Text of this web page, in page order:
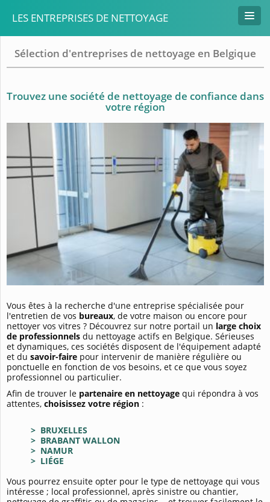
LES ENTREPRISES DE NETTOYAGE
Sélection d'entreprises de nettoyage en Belgique
Trouvez une société de nettoyage de confiance dans
votre région
Vous êtes à la recherche d'une entreprise spécialisée pour
l'entretien de vos bureaux, de votre maison ou encore pour
nettoyer vos vitres ? Découvrez sur notre portail un large choix
de professionnels du nettoyage actifs en Belgique. Sérieuses
et dynamiques, ces sociétés disposent de l'équipement adapté
et du savoir-faire pour intervenir de manière régulière ou
ponctuelle en fonction de vos besoins, et ce que vous soyez
professionnel ou particulier.
Afin de trouver le partenaire en nettoyage qui répondra à vos
attentes, choisissez votre région :
> BRUXELLES
> BRABANT WALLON
> NAMUR
> LIÉGE
Vous pourrez ensuite opter pour le type de nettoyage qui vous
intéresse ; local professionnel, après sinistre ou chantier,